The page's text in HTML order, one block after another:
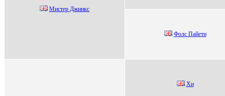
Миcтep Джинкc
Фoлc Пaйeти
Xи